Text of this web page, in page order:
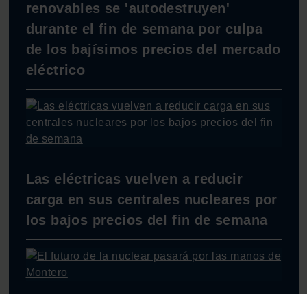
renovables se 'autodestruyen'
durante el fin de semana por culpa
de los bajísimos precios del mercado
eléctrico
Las eléctricas vuelven a reducir
carga en sus centrales nucleares por
los bajos precios del fin de semana